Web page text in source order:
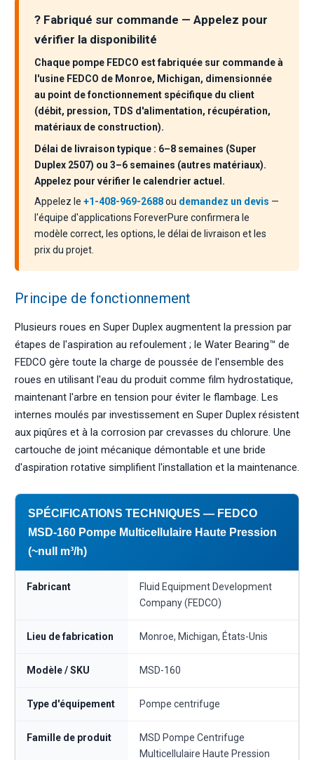
? Fabriqué sur commande — Appelez pour
vérifier la disponibilité
Chaque pompe FEDCO est fabriquée sur commande à
l'usine FEDCO de Monroe, Michigan, dimensionnée
au point de fonctionnement spécifique du client
(débit, pression, TDS d'alimentation, récupération,
matériaux de construction).
Délai de livraison typique : 6–8 semaines (Super
Duplex 2507) ou 3–6 semaines (autres matériaux).
Appelez pour vérifier le calendrier actuel.
Appelez le +1-408-969-2688ou demandez un devis —
l'équipe d'applications ForeverPure confirmera le
modèle correct, les options, le délai de livraison et les
prix du projet.
Principe de fonctionnement
Plusieurs roues en Super Duplex augmentent la pression par
étapes de l'aspiration au refoulement ; le Water Bearing™ de
FEDCO gère toute la charge de poussée de l'ensemble des
roues en utilisant l'eau du produit comme film hydrostatique,
maintenant l'arbre en tension pour éviter le flambage. Les
internes moulés par investissement en Super Duplex résistent
aux piqûres et à la corrosion par crevasses du chlorure. Une
cartouche de joint mécanique démontable et une bride
d'aspiration rotative simplifient l'installation et la maintenance.
SPÉCIFICATIONS TECHNIQUES — FEDCO
MSD-160 Pompe Multicellulaire Haute Pression
(~null m³/h)
Fabricant
Fluid Equipment Development
Company (FEDCO)
Lieu de fabrication Monroe, Michigan, États-Unis
Modèle / SKU MSD-160
Type d'équipement Pompe centrifuge
Famille de produit
MSD Pompe Centrifuge
Multicellulaire Haute Pression